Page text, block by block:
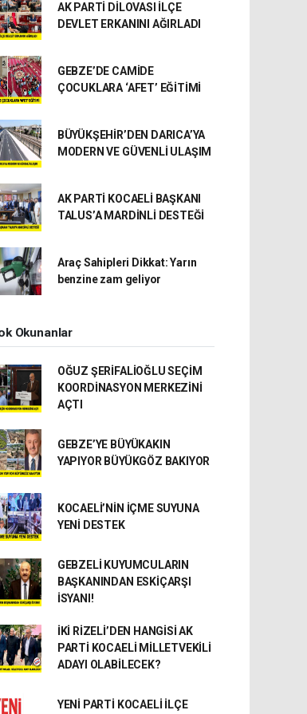
AK PARTİ DİLOVASI İLÇE
DEVLET ERKANINI AĞIRLADI
GEBZE’DE CAMİDE
ÇOCUKLARA ‘AFET’ EĞİTİMİ
BÜYÜKŞEHİR’DEN DARICA’YA
MODERN VE GÜVENLİ ULAŞIM
AK PARTİ KOCAELİ BAŞKANI
TALUS’A MARDİNLİ DESTEĞİ
Araç Sahipleri Dikkat: Yarın
benzine zam geliyor
Okunanlar
OĞUZ ŞERİFALİOĞLU SEÇİM
KOORDİNASYON MERKEZİNİ
AÇTI
GEBZE’YE BÜYÜKAKIN
YAPIYOR BÜYÜKGÖZ BAKIYOR
KOCAELİ’NİN İÇME SUYUNA
YENİ DESTEK
GEBZELİ KUYUMCULARIN
BAŞKANINDAN ESKİÇARŞI
İSYANI!
İKİ RİZELİ’DEN HANGİSİ AK
PARTİ KOCAELİ MİLLETVEKİLİ
ADAYI OLABİLECEK?
YENİ PARTİ KOCAELİ İLÇE